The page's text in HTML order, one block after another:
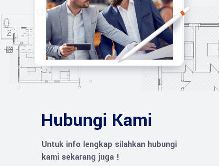
Hubungi Kami
Untuk info lengkap silahkan hubungi
kami sekarang juga !